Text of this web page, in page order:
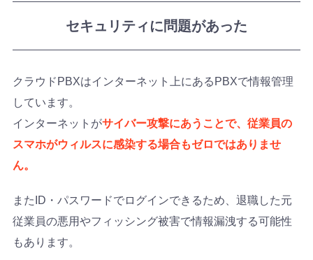
セキュリティに問題があった
クラウドPBXはインターネット上にあるPBXで情報管理
しています。
インターネットがサイバー攻撃にあうことで、従業員の
スマホがウィルスに感染する場合もゼロではありませ
ん。
またID・パスワードでログインできるため、退職した元
従業員の悪用やフィッシング被害で情報漏洩する可能性
もあります。